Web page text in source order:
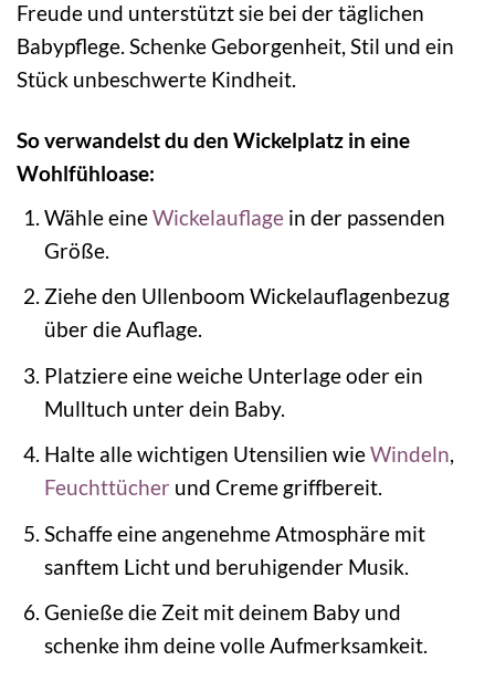
Freude und unterstützt sie bei der täglichen
Babypflege. Schenke Geborgenheit, Stil und ein
Stück unbeschwerte Kindheit.
So verwandelst du den Wickelplatz in eine
Wohlfühloase:
Wähle eineWickelauflagein der passenden
Größe.
Ziehe den Ullenboom Wickelauflagenbezug
über die Auflage.
Platziere eine weiche Unterlage oder ein
Mulltuch unter dein Baby.
Halte alle wichtigen Utensilien wieWindeln,
Feuchttücher und Creme griffbereit.
Schaffe eine angenehme Atmosphäre mit
sanftem Licht und beruhigender Musik.
Genieße die Zeit mit deinem Baby und
schenke ihm deine volle Aufmerksamkeit.